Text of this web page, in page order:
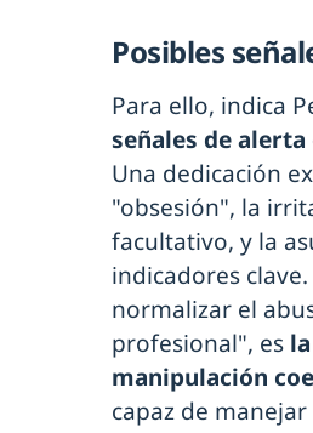
Posibles
Para ello, indica
señales de
Una dedicación
"obsesión", la
facultativo, y la
indicadores
normalizar el
profesional", es
manipulación
capaz de